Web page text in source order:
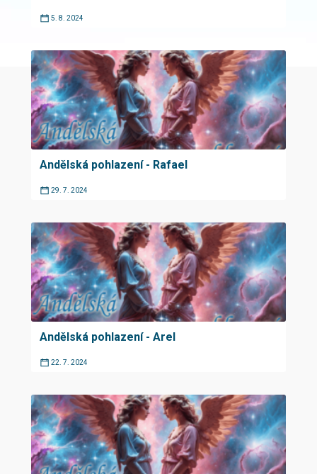
5. 8. 2024
Andělská pohlazení - Rafael
29. 7. 2024
Andělská pohlazení - Arel
22. 7. 2024